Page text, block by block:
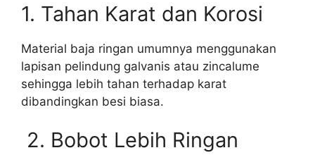
1. Tahan Karat dan Korosi
Material baja ringan umumnya menggunakan
lapisan pelindung galvanis atau zincalume
sehingga lebih tahan terhadap karat
dibandingkan besi biasa.
2. Bobot Lebih Ringan